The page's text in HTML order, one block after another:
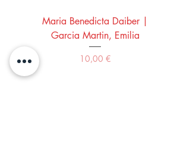
Maria Benedicta Daiber |
Garcia Martin, Emilia
Precio
10,00 €